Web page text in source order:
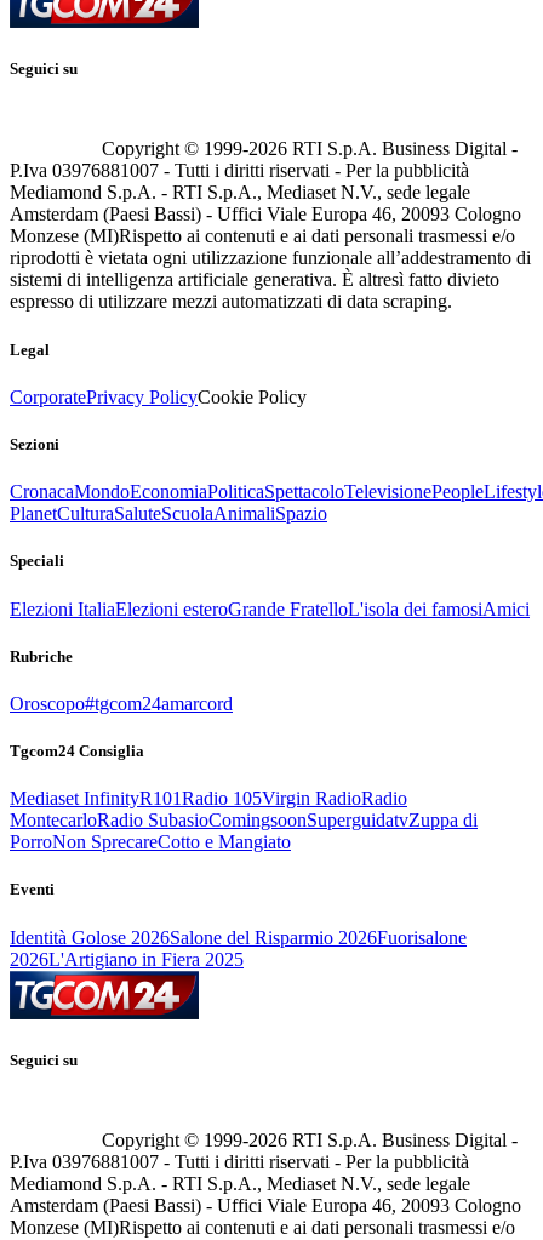
Seguici su
Copyright © 1999-2026 RTI S.p.A. Business Digital -
P.Iva 03976881007 - Tutti i diritti riservati - Per la pubblicità
Mediamond S.p.A. - RTI S.p.A., Mediaset N.V., sede legale
Amsterdam (Paesi Bassi) - Uffici Viale Europa 46, 20093 Cologno
Monzese (MI)Rispetto ai contenuti e ai dati personali trasmessi e/o
riprodotti è vietata ogni utilizzazione funzionale all’addestramento di
sistemi di intelligenza artificiale generativa. È altresì fatto divieto
espresso di utilizzare mezzi automatizzati di data scraping.
Legal
CorporatePrivacy PolicyCookie Policy
Sezioni
CronacaMondoEconomiaPoliticaSpettacoloTelevisionePeople
PlanetCulturaSaluteScuolaAnimaliSpazio
Speciali
Elezioni ItaliaElezioni esteroGrande FratelloL'isola dei famosiAmici
Rubriche
Oroscopo#tgcom24amarcord
Tgcom24 Consiglia
Mediaset InfinityR101Radio 105Virgin RadioRadio
MontecarloRadio SubasioComingsoonSuperguidatvZuppa di
PorroNon SprecareCotto e Mangiato
Eventi
Identità Golose 2026Salone del Risparmio 2026Fuorisalone
2026L'Artigiano in Fiera 2025
Seguici su
Copyright © 1999-2026 RTI S.p.A. Business Digital -
P.Iva 03976881007 - Tutti i diritti riservati - Per la pubblicità
Mediamond S.p.A. - RTI S.p.A., Mediaset N.V., sede legale
Amsterdam (Paesi Bassi) - Uffici Viale Europa 46, 20093 Cologno
Monzese (MI)Rispetto ai contenuti e ai dati personali trasmessi e/o